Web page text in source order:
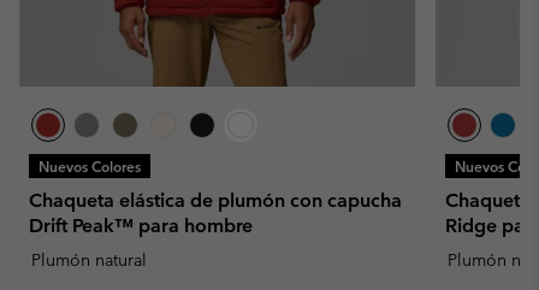
Nuevos Colores
Chaqueta elástica de plumón con capucha
Drift Peak™ para hombre
Plumón natural
Nuevos
Chaqueta
Ridge
Plumón